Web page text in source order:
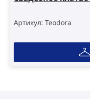
Артикул: Teodora